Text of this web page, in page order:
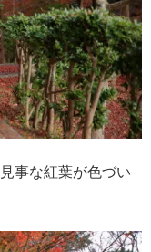
事な紅葉が色づい